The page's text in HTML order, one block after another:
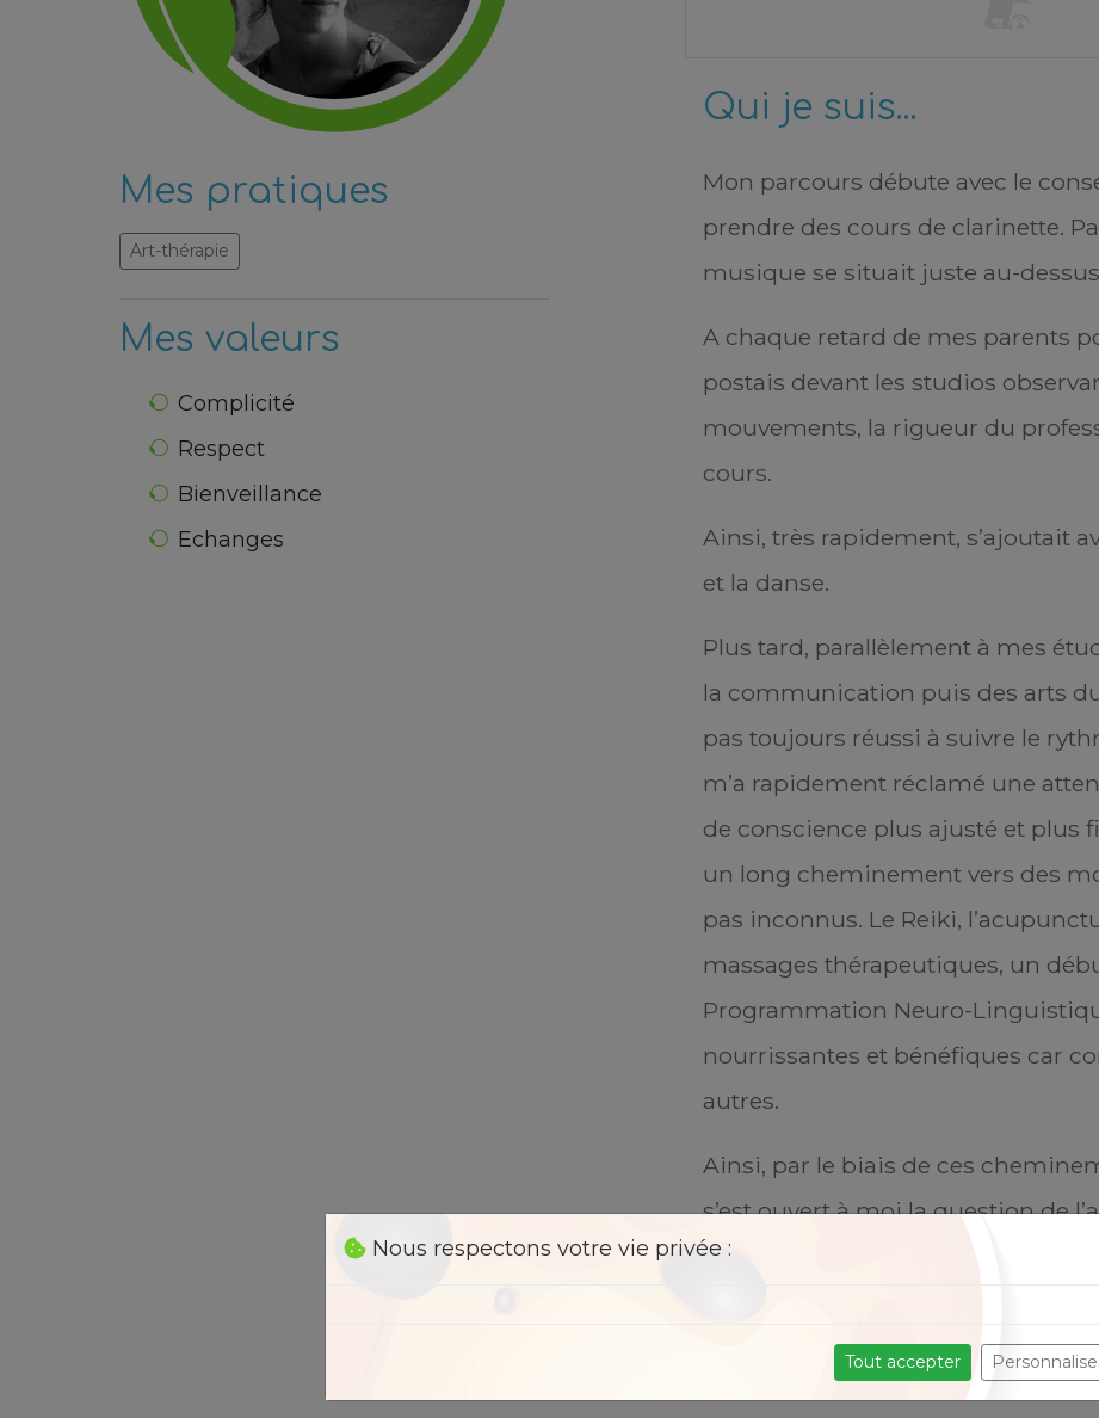
Mes pratiques
Art-thérapie
Mes valeurs
Complicité
Respect
Bienveillance
Echanges
Qui je suis...
Mon parcours débute avec le
prendre des cours de clarinette.
musique se situait juste au-
A chaque retard de mes parents
postais devant les studios
mouvements, la rigueur du
cours.
Ainsi, très rapidement, s’ajoutait
et la danse.
Plus tard, parallèlement à mes
la communication puis des arts
pas toujours réussi à suivre le
m’a rapidement réclamé une
de conscience plus ajusté et plus
un long cheminement vers des
pas inconnus. Le Reiki,
massages thérapeutiques, un
Programmation Neuro-
nourrissantes et bénéfiques car
autres.
Ainsi, par le biais de ces
s’est ouvert à moi la question de
l’art thérapie est venu répondre
Nous respectons votre vie privée :
Tout accepter